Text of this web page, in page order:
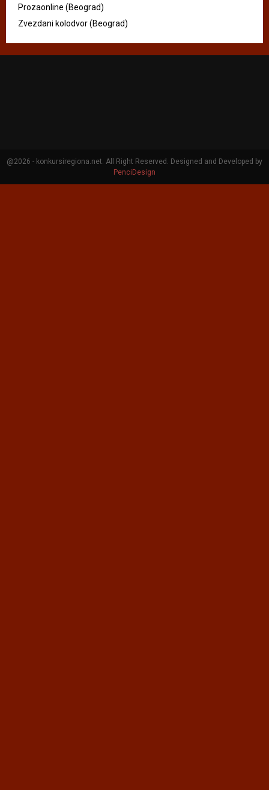
Prozaonline (Beograd)
Zvezdani kolodvor (Beograd)
@2026 - konkursiregiona.net. All Right Reserved. Designed and Developed by
PenciDesign